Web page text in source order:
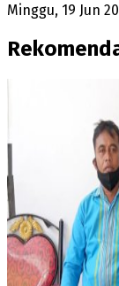
Minggu, 19 Jun